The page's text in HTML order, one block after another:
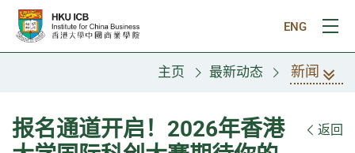
跳往主要内容
ENG
打
主页 最新动态 新闻
报名通道开启！2026年香港
返回